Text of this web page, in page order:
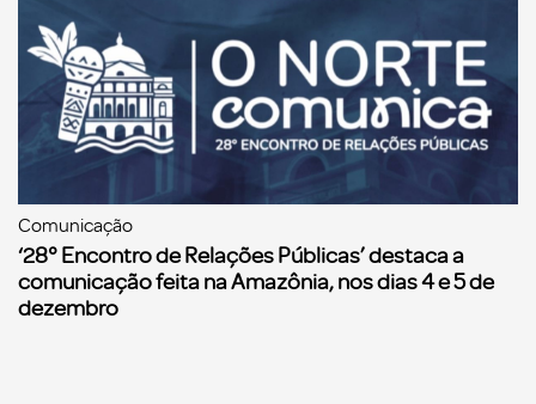
Comunicação
‘28° Encontro de Relações Públicas’ destaca a
comunicação feita na Amazônia, nos dias 4 e 5 de
dezembro